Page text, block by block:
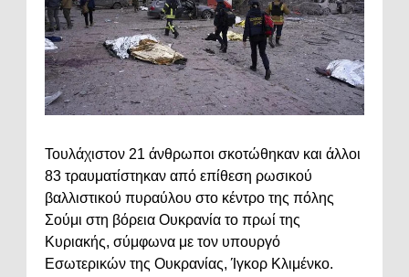
Τουλάχιστον 21 άνθρωποι σκοτώθηκαν και άλλοι
83 τραυματίστηκαν από επίθεση ρωσικού
βαλλιστικού πυραύλου στο κέντρο της πόλης
Σούμι στη βόρεια Ουκρανία το πρωί της
Κυριακής, σύμφωνα με τον υπουργό
Εσωτερικών της Ουκρανίας, Ίγκορ Κλιμένκο.